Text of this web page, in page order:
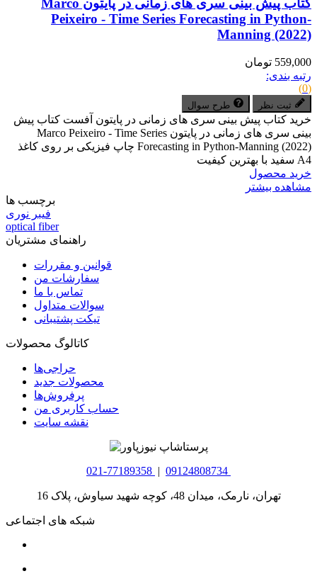
Peixeiro - Time Series Forecasting in Python-
Manning (2022)
559,000 تومان
رتبه بندی:
(0)
ثبت نظر طرح سوال
خرید کتاب پیش بینی سری های زمانی در پایتون آفست کتاب پیش
بینی سری های زمانی در پایتون Marco Peixeiro - Time Series
Forecasting in Python-Manning (2022) چاپ فیزیکی بر روی کاغذ
A4 سفید با بهترین کیفیت
خرید محصول
مشاهده بیشتر
برچسب ها
فیبر نوری
optical fiber
راهنمای مشتریان
قوانین و مقررات
سفارشات من
تماس با ما
سوالات متداول
تیکت پشتیبانی
کاتالوگ محصولات
حراجی‌ها
محصولات جدید
پرفروش‌ها
حساب کاربری من
نقشه سایت
021-77189358 | 09124808734
تهران، نارمک، میدان 48، کوچه شهید سیاوش، پلاک 16
شبکه های اجتماعی